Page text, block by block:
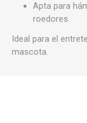
Apta para
roedores.
Ideal para el
mascota.